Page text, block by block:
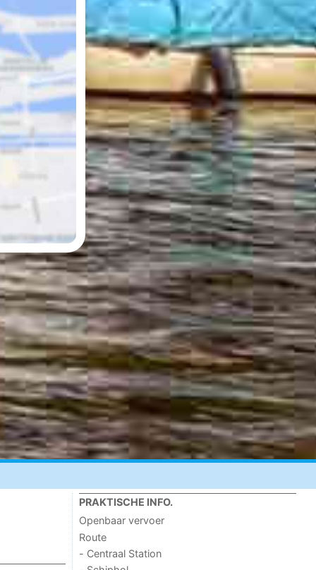
PRAKTISCHE INFO.
Openbaar vervoer
Route
- Centraal Station